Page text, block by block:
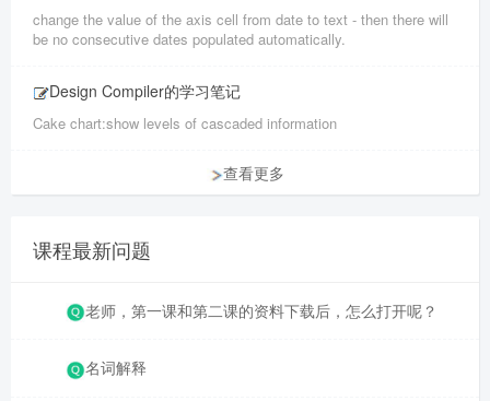
change the value of the axis cell from date to text - then there will
be no consecutive dates populated automatically.
Design Compiler的学习笔记
Cake chart:show levels of cascaded information
查看更多
课程最新问题
老师，第一课和第二课的资料下载后，怎么打开呢？
名词解释